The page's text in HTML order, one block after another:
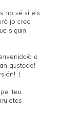
no sé si els
jo crec
siguin
a a
gustado!
:)
teu